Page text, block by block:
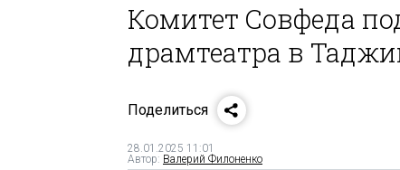
Комитет Совфеда
драмтеатра в
Поделиться
28.01.2025 11:01
Автор: Валерий Филоненко